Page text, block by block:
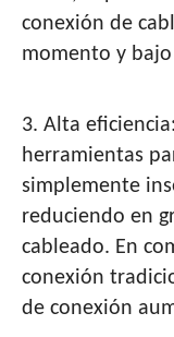
conexión de
momento y
3. Alta
herramientas
simplemente
reduciendo en
cableado. En
conexión
de conexión